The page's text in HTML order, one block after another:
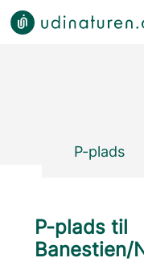
P-plads
P-plads til
Banestien/